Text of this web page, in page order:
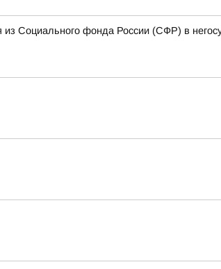
Социального фонда России (СФР) в